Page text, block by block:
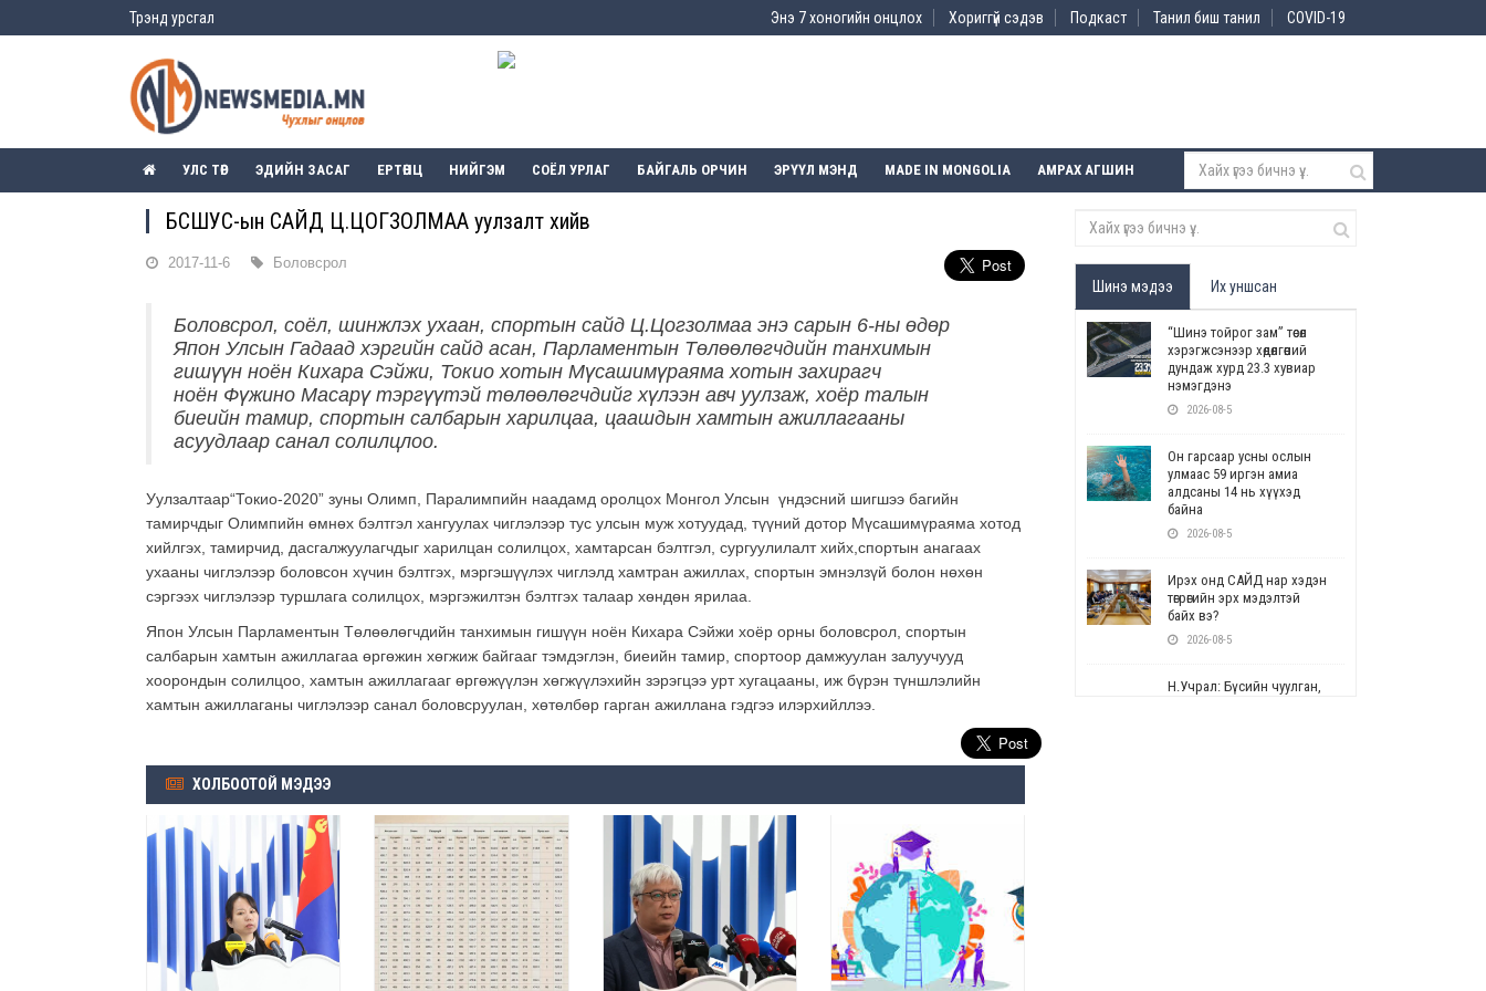
Трэнд урсгал Энэ 7 хоногийн онцлох Хориггүй сэдэв Подкаст Танил биш танил COVID-19
УЛС ТӨР ЭДИЙН ЗАСАГ ЕРТӨНЦ НИЙГЭМ СОЁЛ УРЛАГ БАЙГАЛЬ ОРЧИН ЭРҮҮЛ МЭНД MADE IN MONGOLIA АМРАХ АГШИН
БСШУС-ын САЙД Ц.ЦОГЗОЛМАА уулзалт хийв
2017-11-6 Боловсрол
Боловсрол, соёл, шинжлэх ухаан, спортын сайд Ц.Цогзолмаа энэ сарын 6-ны өдөр
Япон Улсын Гадаад хэргийн сайд асан, Парламентын Төлөөлөгчдийн танхимын
гишүүн ноён Кихара Сэйжи, Токио хотын Мүсашимүраяма хотын захирагч
ноён Фүжино Масарү тэргүүтэй төлөөлөгчдийг хүлээн авч уулзаж, хоёр талын
биеийн тамир, спортын салбарын харилцаа, цаашдын хамтын ажиллагааны
асуудлаар санал солилцлоо.
Уулзалтаар“Токио-2020” зуны Олимп, Паралимпийн наадамд оролцох Монгол Улсын үндэсний шигшээ багийн
тамирчдыг Олимпийн өмнөх бэлтгэл хангуулах чиглэлээр тус улсын муж хотуудад, түүний дотор Мүсашимүраяма хотод
хийлгэх, тамирчид, дасгалжуулагчдыг харилцан солилцох, хамтарсан бэлтгэл, сургуулилалт хийх,спортын анагаах
ухааны чиглэлээр боловсон хүчин бэлтгэх, мэргэшүүлэх чиглэлд хамтран ажиллах, спортын эмнэлзүй болон нөхөн
сэргээх чиглэлээр туршлага солилцох, мэргэжилтэн бэлтгэх талаар хөндөн ярилаа.
Япон Улсын Парламентын Төлөөлөгчдийн танхимын гишүүн ноён Кихара Сэйжи хоёр орны боловсрол, спортын
салбарын хамтын ажиллагаа өргөжин хөгжиж байгааг тэмдэглэн, биеийн тамир, спортоор дамжуулан залуучууд
хоорондын солилцоо, хамтын ажиллагааг өргөжүүлэн хөгжүүлэхийн зэрэгцээ урт хугацааны, иж бүрэн түншлэлийн
хамтын ажиллаганы чиглэлээр санал боловсруулан, хөтөлбөр гарган ажиллана гэдгээ илэрхийллээ.
ХОЛБООТОЙ МЭДЭЭ
Шинэ мэдээ Их уншсан
“Шинэ тойрог зам” төсөл
хэрэгжсэнээр хөдөлгөөний
дундаж хурд 23.3 хувиар
нэмэгдэнэ
2026-08-5
Он гарсаар усны ослын
улмаас 59 иргэн амиа
алдсаны 14 нь хүүхэд
байна
2026-08-5
Ирэх онд САЙД нар хэдэн
төгрөгийн эрх мэдэлтэй
байх вэ?
2026-08-5
Н.Учрал: Бүсийн чуулган,